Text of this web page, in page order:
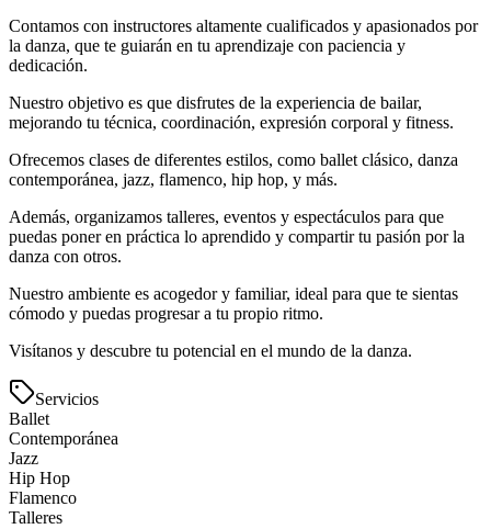
Contamos con instructores altamente cualificados y apasionados por
la danza, que te guiarán en tu aprendizaje con paciencia y
dedicación.
Nuestro objetivo es que disfrutes de la experiencia de bailar,
mejorando tu técnica, coordinación, expresión corporal y fitness.
Ofrecemos clases de diferentes estilos, como ballet clásico, danza
contemporánea, jazz, flamenco, hip hop, y más.
Además, organizamos talleres, eventos y espectáculos para que
puedas poner en práctica lo aprendido y compartir tu pasión por la
danza con otros.
Nuestro ambiente es acogedor y familiar, ideal para que te sientas
cómodo y puedas progresar a tu propio ritmo.
Visítanos y descubre tu potencial en el mundo de la danza.
Servicios
Ballet
Contemporánea
Jazz
Hip Hop
Flamenco
Talleres